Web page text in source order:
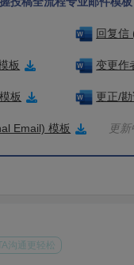
回复信
板 变更作
板 更正/
Email) 模板 更
沟通更轻松